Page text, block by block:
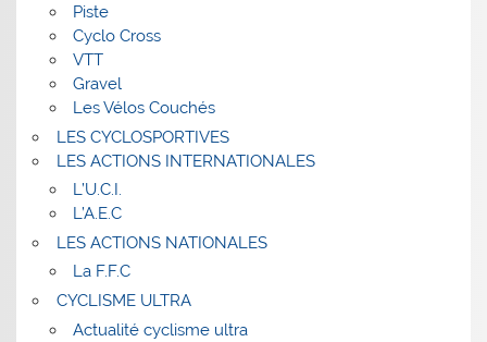
Piste
Cyclo Cross
VTT
Gravel
Les Vélos Couchés
LES CYCLOSPORTIVES
LES ACTIONS INTERNATIONALES
L’U.C.I.
L’A.E.C
LES ACTIONS NATIONALES
La F.F.C
CYCLISME ULTRA
Actualité cyclisme ultra